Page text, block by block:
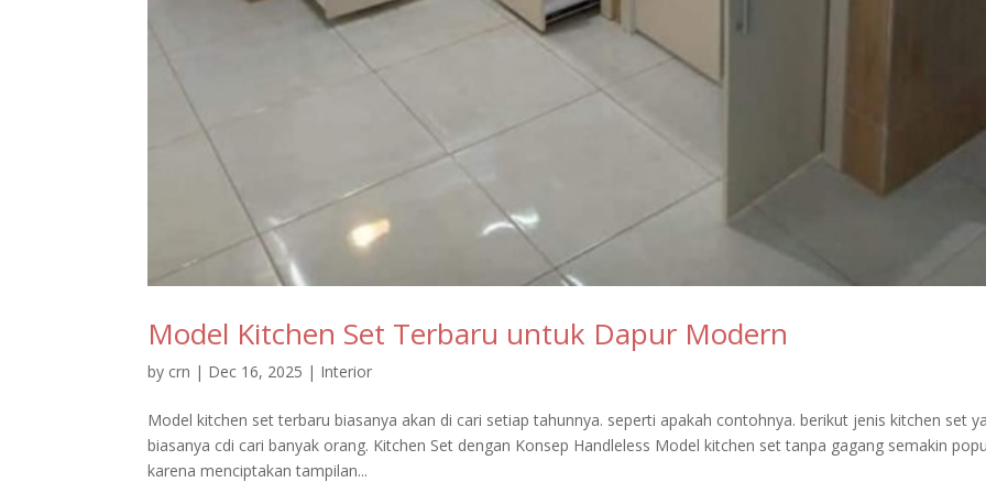
Model Kitchen Set Terbaru untuk Dapur Modern
by crn | Dec 16, 2025 | Interior
Model kitchen set terbaru biasanya akan di cari setiap tahunnya. seperti apakah contohnya. berikut jenis kitchen set
biasanya cdi cari banyak orang. Kitchen Set dengan Konsep Handleless Model kitchen set tanpa gagang semakin
karena menciptakan tampilan...